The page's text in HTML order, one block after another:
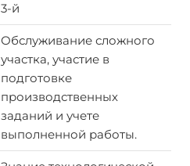
3-й
Обслуживание сложного
участка, участие в
подготовке
производственных
заданий и учете
выполненной работы.